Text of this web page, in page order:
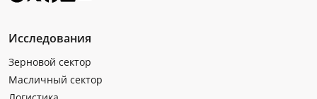
Исследования
Зерновой сектор
Масличный сектор